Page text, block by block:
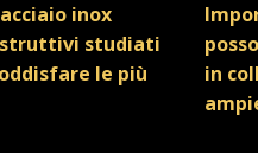
inox
studiati
le più
in